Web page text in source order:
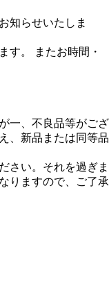
知らせいたしま
す。 またお時間・
一、不良品等がござ
、新品または同等品
さい。それを過ぎま
りますので、ご了承